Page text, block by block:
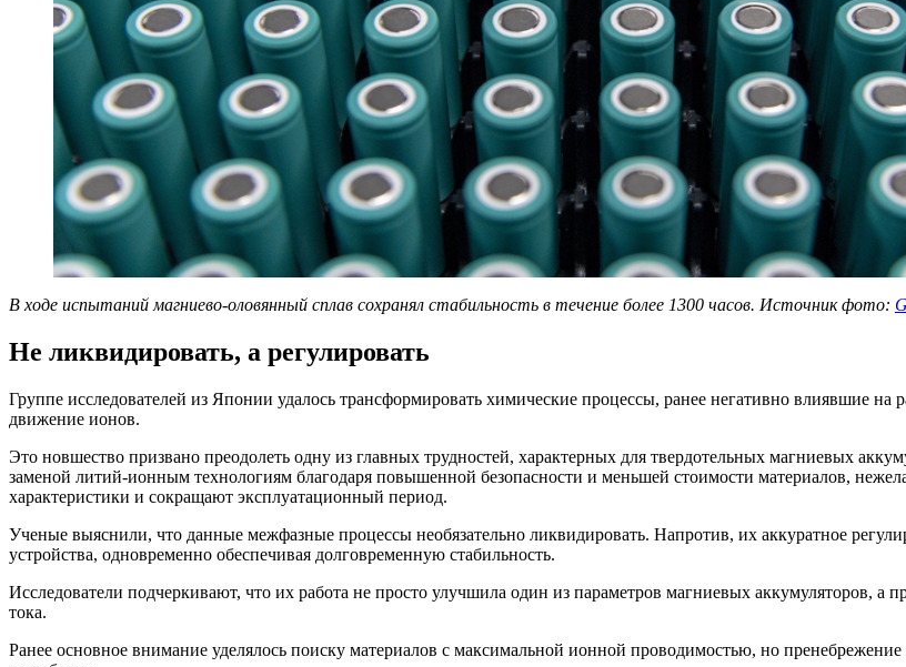
В ходе испытаний магниево-оловянный сплав сохранял стабильность в течение более 1300 часов. Источник фото:
Не ликвидировать, а регулировать
Группе исследователей из Японии удалось трансформировать химические процессы, ранее негативно влиявшие
движение ионов.
Это новшество призвано преодолеть одну из главных трудностей, характерных для твердотельных магниевых
заменой литий-ионным технологиям благодаря повышенной безопасности и меньшей стоимости материалов,
характеристики и сокращают эксплуатационный период.
Ученые выяснили, что данные межфазные процессы необязательно ликвидировать. Напротив, их аккуратное
устройства, одновременно обеспечивая долговременную стабильность.
Исследователи подчеркивают, что их работа не просто улучшила один из параметров магниевых аккумуляторов, а
тока.
Ранее основное внимание уделялось поиску материалов с максимальной ионной проводимостью, но